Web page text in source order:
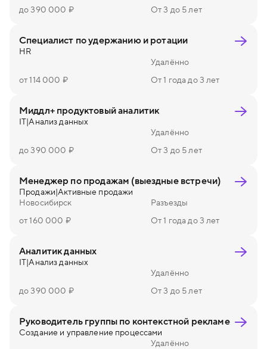
до 390 000 ₽
От 3 до 5 лет
Специалист по удержанию и ротации
HR
Удалённо
от 114 000 ₽
От 1 года до 3 лет
Миддл+ продуктовый аналитик
IT|Анализ данных
Удалённо
до 390 000 ₽
От 3 до 5 лет
Менеджер по продажам (выездные встречи)
Продажи|Активные продажи
Новосибирск
Разъезды
от 160 000 ₽
От 1 года до 3 лет
Аналитик данных
IT|Анализ данных
Удалённо
до 390 000 ₽
От 3 до 5 лет
Руководитель группы по контекстной рекламе
Создание и управление процессами
Удалённо